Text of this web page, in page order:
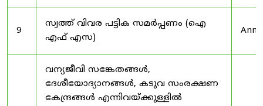
9
സ്വത്ത് വിവര പട്ടിക സമർപ്പണം (ഐ
എഫ് എസ)
വന്യജീവി സങ്കേതങ്ങൾ,
ദേശീയോദ്യാനങ്ങൾ, കടുവ സംരക്ഷണ
കേന്ദ്രങ്ങൾ എന്നിവയ്ക്കുള്ളിൽ